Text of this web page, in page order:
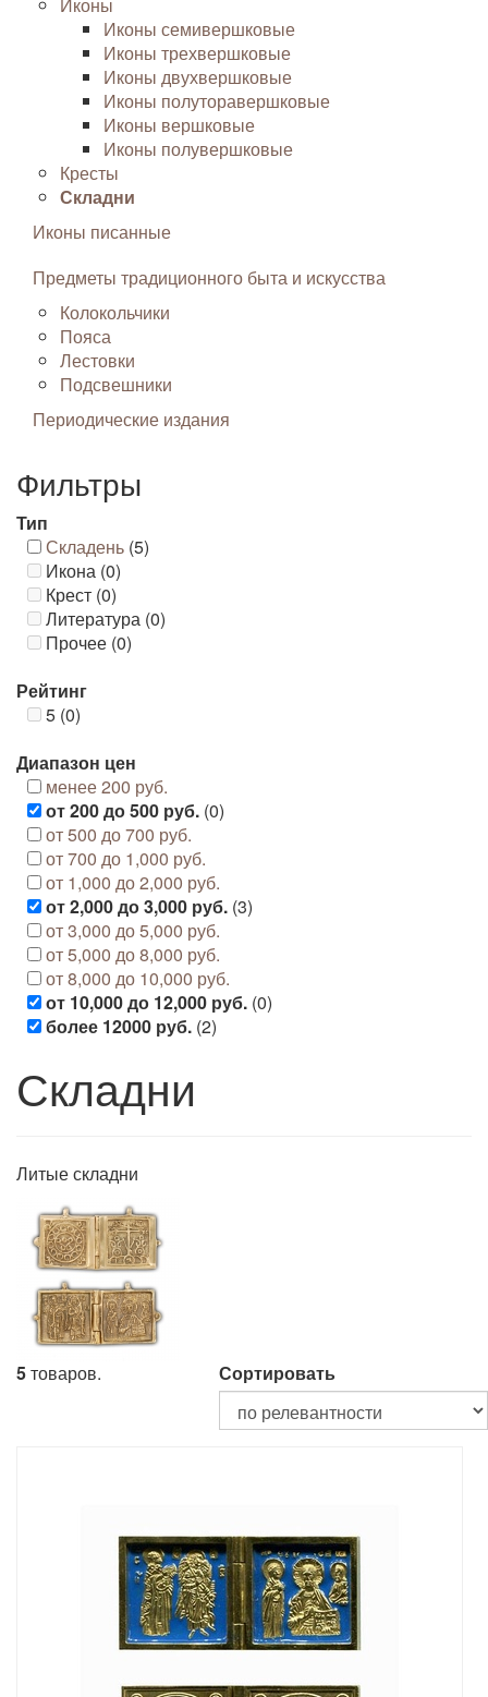
Иконы семивершковые
Иконы трехвершковые
Иконы двухвершковые
Иконы полуторавершковые
Иконы вершковые
Иконы полувершковые
Кресты
Складни
Иконы писанные
Предметы традиционного быта и искусства
Колокольчики
Пояса
Лестовки
Подсвешники
Периодические издания
Фильтры
Тип
Складень (5)
Икона (0)
Крест (0)
Литература (0)
Прочее (0)
Рейтинг
5 (0)
Диапазон цен
менее 200 руб.
от 200 до 500 руб. (0)
от 500 до 700 руб.
от 700 до 1,000 руб.
от 1,000 до 2,000 руб.
от 2,000 до 3,000 руб. (3)
от 3,000 до 5,000 руб.
от 5,000 до 8,000 руб.
от 8,000 до 10,000 руб.
от 10,000 до 12,000 руб. (0)
более 12000 руб. (2)
Складни
Литые складни
5товаров. Сортировать